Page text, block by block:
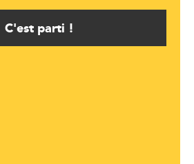
C'est parti !